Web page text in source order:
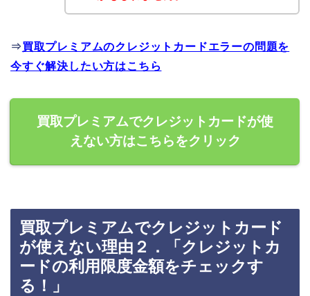
⇒買取プレミアムのクレジットカードエラーの問題を
今すぐ解決したい方はこちら
買取プレミアムでクレジットカードが使
えない方はこちらをクリック
買取プレミアムでクレジットカード
が使えない理由２．「クレジットカ
ードの利用限度金額をチェックす
る！」